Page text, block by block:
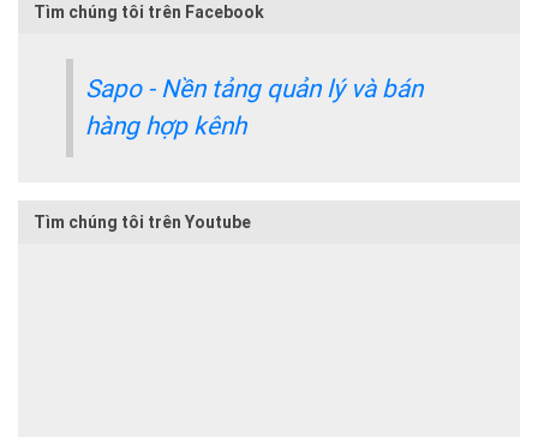
Tìm chúng tôi trên Facebook
Sapo - Nền tảng quản lý và bán
hàng hợp kênh
Tìm chúng tôi trên Youtube